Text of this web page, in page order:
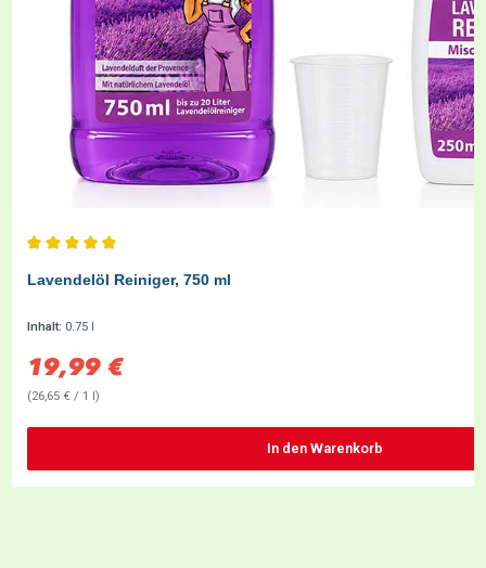
Lavendelöl Reiniger, 750 ml
Inhalt: 0.75 l
Verkaufspreis:
19,99 €
(26,65 € / 1 l)
In den Warenkorb